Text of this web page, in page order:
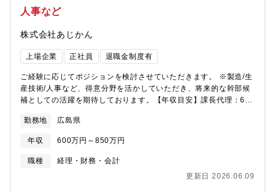
人事など
株式会社あじかん
上場企業 正社員 退職金制度有
ご経験に応じてポジションを検討させていただきます。 ※製造/生
産技術/人事など、得意分野を活かしていただき、将来的な幹部候
補としての活躍を期待しております。【年収目安】課長代理：600
万
勤務地 広島県
年収 600万円～850万円
職種
経理・財務・会計
更新日 2026.06.09